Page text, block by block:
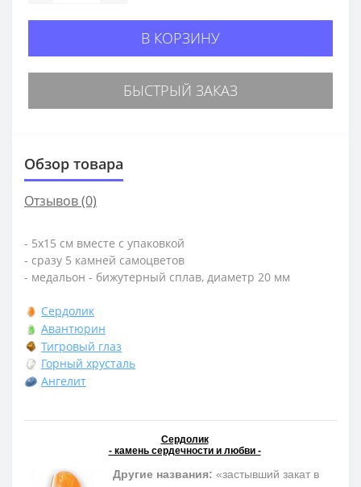
В КОРЗИНУ
БЫСТРЫЙ ЗАКАЗ
Обзор товара
Отзывов (0)
- 5х15 см вместе с упаковкой
- сразу 5 камней самоцветов
- медальон - бижутерный сплав, диаметр 20 мм
Сердолик
Авантюрин
Тигровый глаз
Горный хрусталь
Ангелит
Сердолик
- камень сердечности и любви -
Другие названия: «застывший закат в